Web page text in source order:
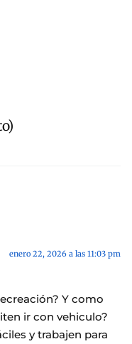
enero 22, 2026 a las 11:03 pm
Y como
ir con vehiculo?
y trabajen para